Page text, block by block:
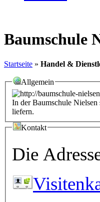
Baumschule
Startseite » Handel &
Allgemein
In der Baumschule
liefern.
Kontakt
Die